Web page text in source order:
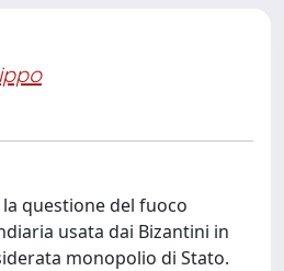
questione del fuoco
usata dai Bizantini in
monopolio di Stato.